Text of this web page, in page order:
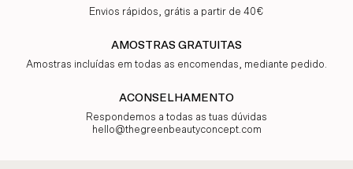
Envios rápidos, grátis a partir de 40€
AMOSTRAS GRATUITAS
Amostras incluídas em todas as encomendas, mediante pedido.
ACONSELHAMENTO
Respondemos a todas as tuas dúvidas
hello@thegreenbeautyconcept.com